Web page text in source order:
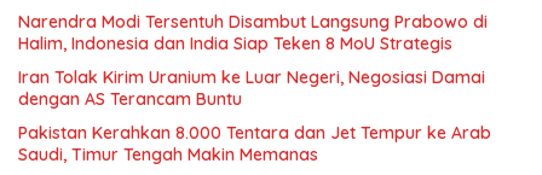
Narendra Modi Tersentuh Disambut Langsung Prabowo di
Halim, Indonesia dan India Siap Teken 8 MoU Strategis
Iran Tolak Kirim Uranium ke Luar Negeri, Negosiasi Damai
dengan AS Terancam Buntu
Pakistan Kerahkan 8.000 Tentara dan Jet Tempur ke Arab
Saudi, Timur Tengah Makin Memanas